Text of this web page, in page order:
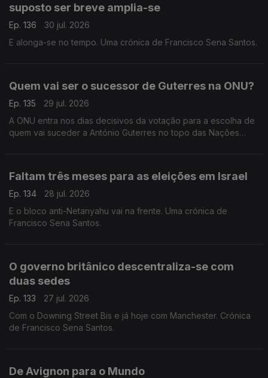
suposto ser breve amplia-se
Ep. 136
30 jul. 2026
E alonga-se no tempo. Uma crónica de Francisco Sena Santos.
Quem vai ser o sucessor de Guterres na ONU?
Ep. 135
29 jul. 2026
A ONU entra nos dias decisivos da votação para a escolha de
quem vai suceder a António Guterres no topo das Nações
Faltam três meses para as eleições em Israel
Ep. 134
28 jul. 2026
E o bloco anti-Netanyahu vai na frente. Uma crónica de
Francisco Sena Santos.
O governo britânico descentraliza-se com
duas sedes
Ep. 133
27 jul. 2026
Com o Downing Street Bis e já hoje com Manchester. Crónica
de Francisco Sena Santos.
De Avignon para o Mundo